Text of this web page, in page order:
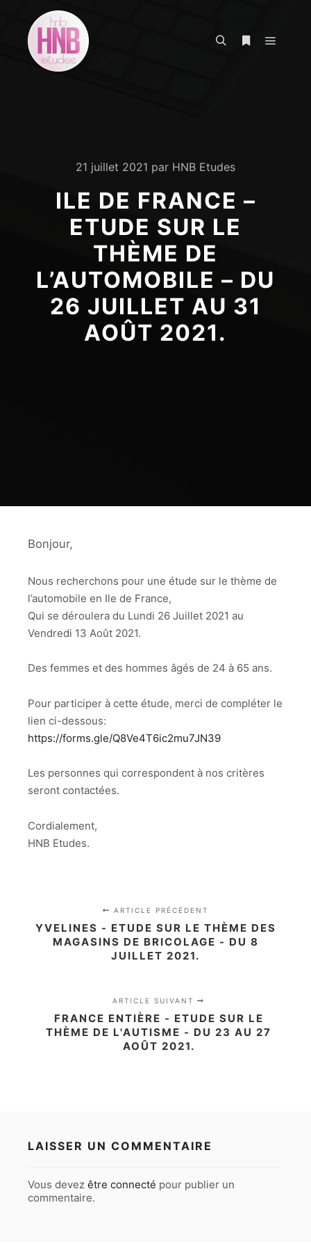
21 juillet 2021 par HNB Etudes
ILE DE FRANCE –
ETUDE SUR LE
THÈME DE
L’AUTOMOBILE – DU
26 JUILLET AU 31
AOÛT 2021.
Bonjour,
Nous recherchons pour une étude sur le thème de
l’automobile en Ile de France,
Qui se déroulera du Lundi 26 Juillet 2021 au
Vendredi 13 Août 2021.
Des femmes et des hommes âgés de 24 à 65 ans.
Pour participer à cette étude, merci de compléter le
lien ci-dessous:
https://forms.gle/Q8Ve4T6ic2mu7JN39
Les personnes qui correspondent à nos critères
seront contactées.
Cordialement,
HNB Etudes.
ARTICLE PRÉCÉDENT
YVELINES - ETUDE SUR LE THÈME DES
MAGASINS DE BRICOLAGE - DU 8
JUILLET 2021.
ARTICLE SUIVANT
FRANCE ENTIÈRE - ETUDE SUR LE
THÈME DE L'AUTISME - DU 23 AU 27
AOÛT 2021.
LAISSER UN COMMENTAIRE
Vous devez être connecté pour publier un
commentaire.